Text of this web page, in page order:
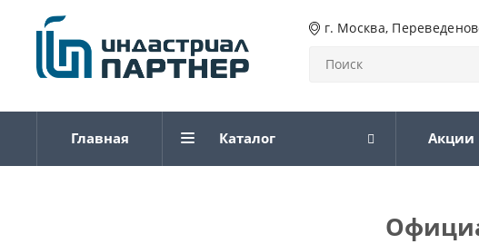
г. Москва,
Главная Каталог Акции